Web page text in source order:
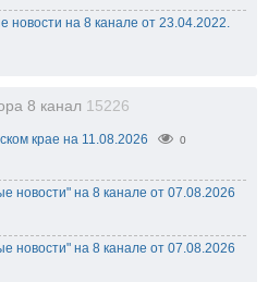
новости на 8 канале от 23.04.2022.
8 канал 15226
крае на 11.08.2026 0
новости" на 8 канале от 07.08.2026
новости" на 8 канале от 07.08.2026